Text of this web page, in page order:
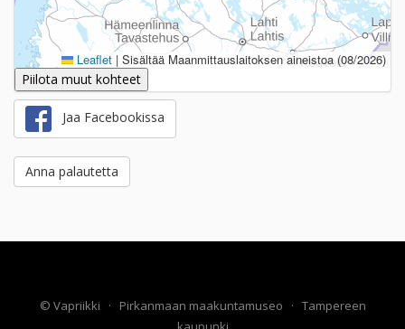
Leaflet | Sisältää Maanmittauslaitoksen aineistoa (08/2026)
Piilota muut kohteet
Jaa Facebookissa
Anna palautetta
© Vapriikki · Pirkanmaan maakuntamuseo · Tampereen